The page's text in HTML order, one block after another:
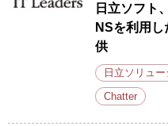
日立ソフト
NSを利用
供
日立ソリュ
Chatter